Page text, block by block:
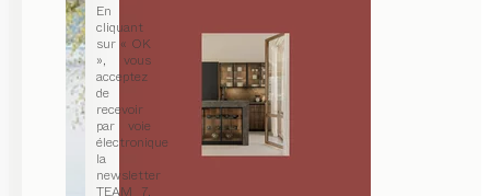
En
cliquant
sur « OK
», vous
acceptez
de
recevoir
par voie
électronique
la
newsletter
TEAM 7,